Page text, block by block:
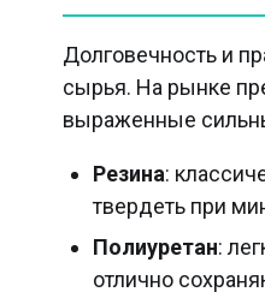
Долговечность и
сырья. На рынке
выраженные
Резина:
твердеть при
Полиуретан:
отлично